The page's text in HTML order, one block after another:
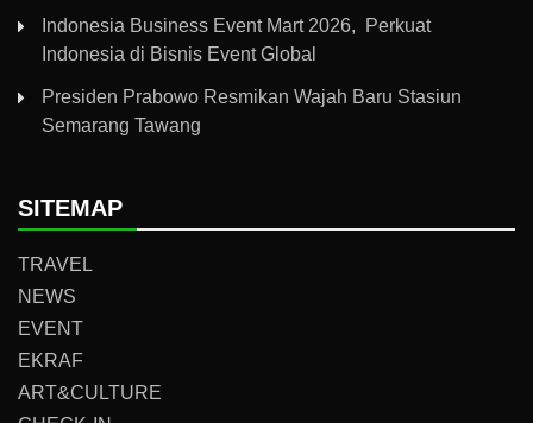
Indonesia Business Event Mart 2026, Perkuat
Indonesia di Bisnis Event Global
Presiden Prabowo Resmikan Wajah Baru Stasiun
Semarang Tawang
SITEMAP
TRAVEL
NEWS
EVENT
EKRAF
ART&CULTURE